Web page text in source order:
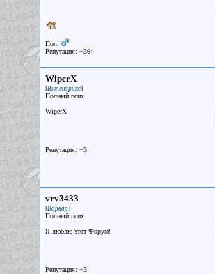
Пол:
Репутация: +364
WiperX
[Выпендрикс]
Полный псих
WiperX
Репутация: +3
vrv3433
[Варвар]
Полный псих
Я люблю этот Форум!
Репутация: +3